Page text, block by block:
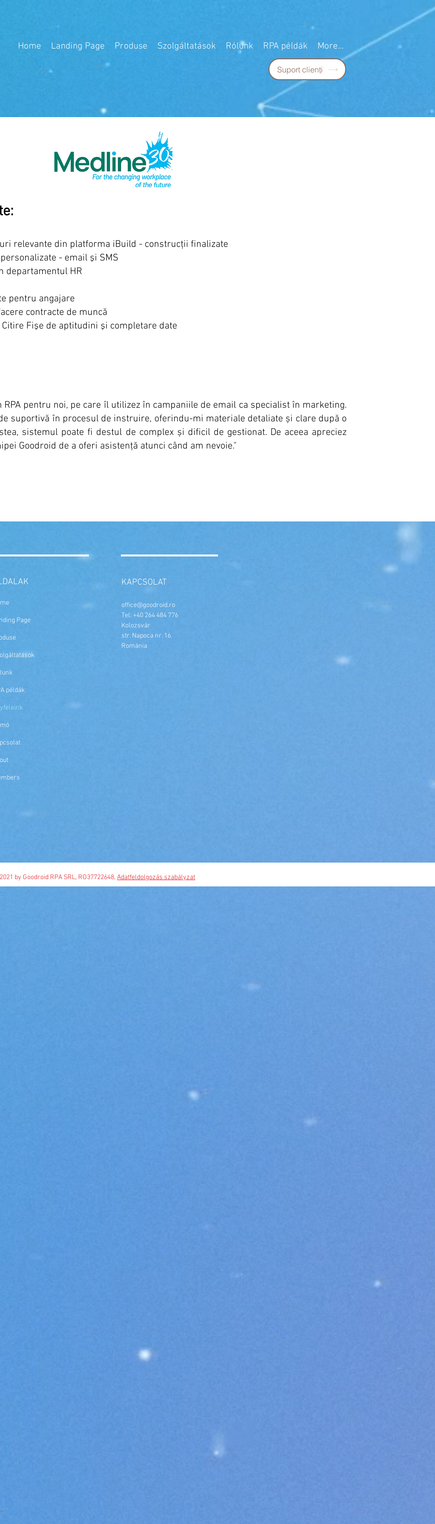
Home Landing Page Produse Szolgáltatások Rólunk RPA példák More...
Suport clienţi
relevante din platforma iBuild - construcţii finalizate
- email şi SMS
departamentul HR
pentru angajare
contracte de muncă
Fişe de aptitudini şi completare date
pentru noi, pe care îl utilizez în campaniile de email ca specialist în marketing.
suportivă în procesul de instruire, oferindu-mi materiale detaliate și clare după o
sistemul poate fi destul de complex și dificil de gestionat. De aceea apreciez
Goodroid de a oferi asistență atunci când am nevoie."
Page
példák
KAPCSOLAT
office@goodroid.ro
Tel: +40 264 484 776
Kolozsvár
str. Napoca nr. 16
Románia
by Goodroid RPA SRL, RO37722648, Adatfeldolgozás szabályzat